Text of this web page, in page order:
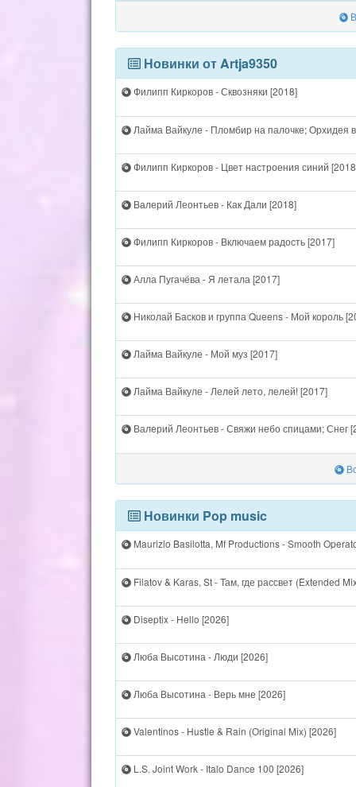
Новинки от Artja9350
Филипп Киркоров - Сквозняки [2018]
Лайма Вайкуле - Пломбир на палочке; Орхидея
Филипп Киркоров - Цвет настроения синий
Валерий Леонтьев - Как Дали [2018]
Филипп Киркоров - Включаем радость [2017]
Алла Пугачёва - Я летала [2017]
Николай Басков и группа Queens - Мой король
Лайма Вайкуле - Мой муз [2017]
Лайма Вайкуле - Лелей лето, лелей! [2017]
Валерий Леонтьев - Свяжи небо спицами; Снег
Новинки Pop music
Maurizio Basilotta, Mf Productions - Smooth
Filatov & Karas, St - Там, где рассвет (Extended
Diseptix - Hello [2026]
Люба Высотина - Люди [2026]
Люба Высотина - Верь мне [2026]
Valentinos - Hustle & Rain (Original Mix) [2026]
L.S. Joint Work - Italo Dance 100 [2026]